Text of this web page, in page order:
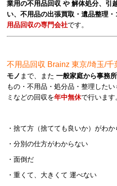
業用の不用品回収 や 解体処分、引
い、不用品の出張買取・遺品整理・
用品回収の専門会社です。
不用品回収 Brainz 東京/埼玉/千
モノ まで、また 一般家庭から事務
もの・不用品・処分品・整理した
ミなどの回収を年中無休で行います
・捨て方（捨てても良いか）がわ
・分別の仕方がわからない
・面倒だ
・重くて、大きくて 運べない